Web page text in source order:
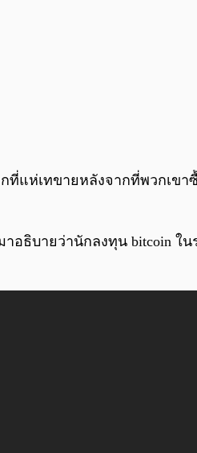
ห่เทขายหลังจากที่พวกเขา
อธิบายว่านักลงทุน bitcoin